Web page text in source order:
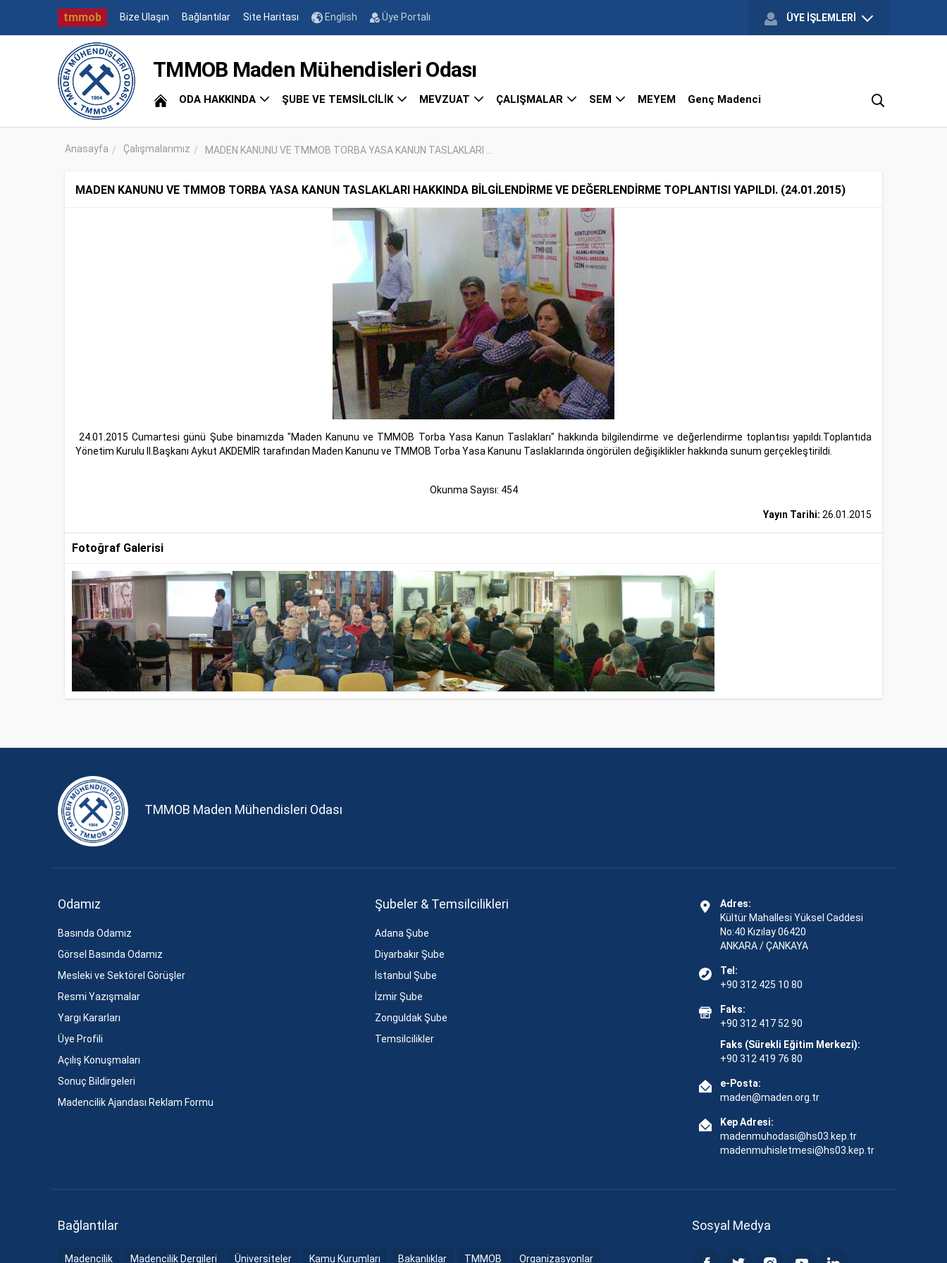
tmmob Bize Ulaşın Bağlantılar Site Haritası English Üye Portalı ÜYE İŞLEMLERİ
TMMOB Maden Mühendisleri Odası
ODA HAKKINDA ŞUBE VE TEMSİLCİLİK MEVZUAT ÇALIŞMALAR SEM MEYEM Genç Madenci
Anasayfa Çalışmalarımız MADEN KANUNU VE TMMOB TORBA YASA KANUN TASLAKLARI ...
MADEN KANUNU VE TMMOB TORBA YASA KANUN TASLAKLARI HAKKINDA BİLGİLENDİRME VE DEĞERLENDİRME TOPLANTISI YAPILDI. (24.01.2015)
24.01.2015 Cumartesi günü Şube binamızda "Maden Kanunu ve TMMOB Torba Yasa Kanun Taslakları" hakkında bilgilendirme ve değerlendirme toplantısı yapıldı.Toplantıda
Yönetim Kurulu II.Başkanı Aykut AKDEMİR tarafından Maden Kanunu ve TMMOB Torba Yasa Kanunu Taslaklarında öngörülen değişiklikler hakkında sunum gerçekleştirildi.
Okunma Sayısı: 454
Yayın Tarihi: 26.01.2015
Fotoğraf Galerisi
TMMOB Maden Mühendisleri Odası
Odamız
Basında Odamız
Görsel Basında Odamız
Mesleki ve Sektörel Görüşler
Resmi Yazışmalar
Yargı Kararları
Üye Profili
Açılış Konuşmaları
Sonuç Bildirgeleri
Madencilik Ajandası Reklam Formu
Şubeler & Temsilcilikleri
Adana Şube
Diyarbakır Şube
İstanbul Şube
İzmir Şube
Zonguldak Şube
Temsilcilikler
Adres:
Kültür Mahallesi Yüksel Caddesi
No:40 Kızılay 06420
ANKARA / ÇANKAYA
Tel:
+90 312 425 10 80
Faks:
+90 312 417 52 90
Faks (Sürekli Eğitim Merkezi):
+90 312 419 76 80
e-Posta:
maden@maden.org.tr
Kep Adresi:
madenmuhodasi@hs03.kep.tr
madenmuhisletmesi@hs03.kep.tr
Bağlantılar
Madencilik Madencilik Dergileri Üniversiteler Kamu Kurumları Bakanlıklar TMMOB Organizasyonlar
Sosyal Medya